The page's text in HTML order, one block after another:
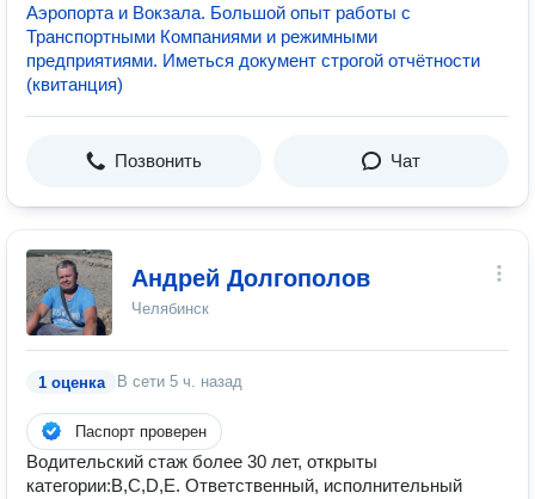
Аэропорта и Вокзала. Большой опыт работы с
Транспортными Компаниями и режимными
предприятиями. Иметься документ строгой отчётности
(квитанция)
Позвонить Чат
Андрей Долгополов
Челябинск
1 оценка В сети 5 ч. назад
Паспорт проверен
Водительский стаж более 30 лет, открыты
категории:B,C,D,E. Ответственный, исполнительный